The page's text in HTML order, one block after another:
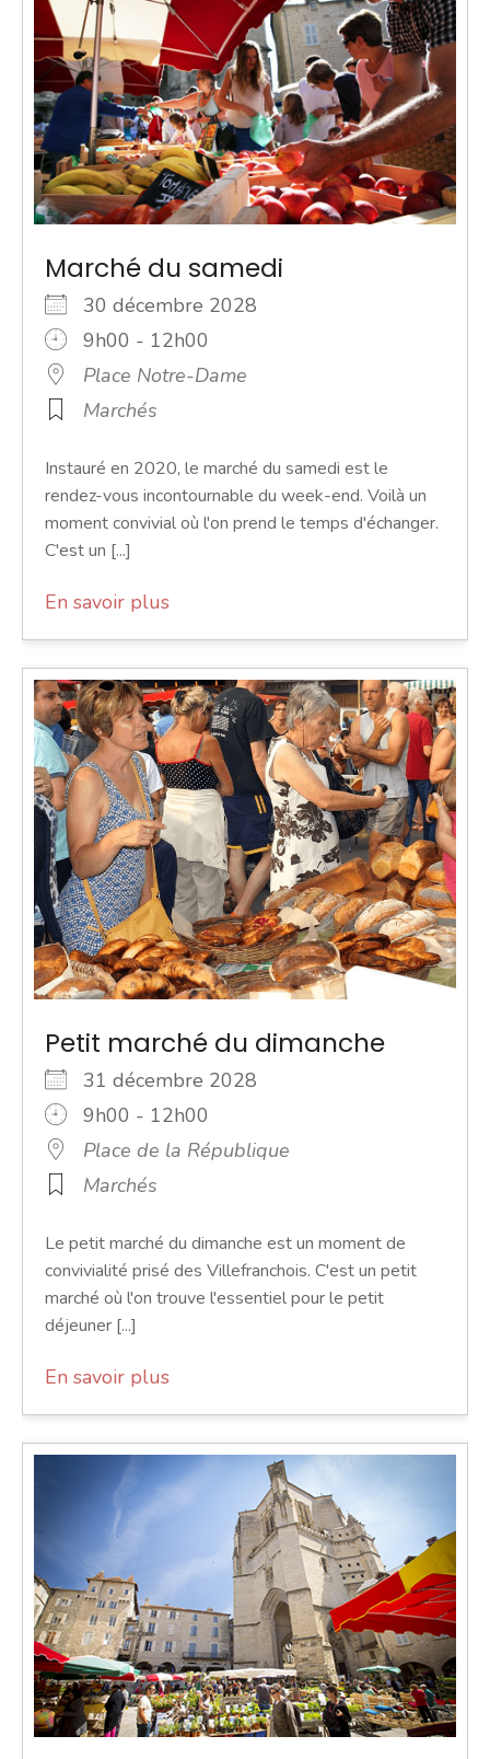
Marché du samedi
30 décembre 2028
9h00 - 12h00
Place Notre-Dame
Marchés
Instauré en 2020, le marché du samedi est le
rendez-vous incontournable du week-end. Voilà un
moment convivial où l'on prend le temps d'échanger.
C'est un [...]
En savoir plus
Petit marché du dimanche
31 décembre 2028
9h00 - 12h00
Place de la République
Marchés
Le petit marché du dimanche est un moment de
convivialité prisé des Villefranchois. C'est un petit
marché où l'on trouve l'essentiel pour le petit
déjeuner [...]
En savoir plus